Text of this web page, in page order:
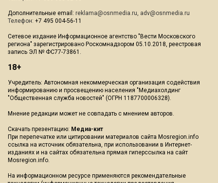
Дополнительные email: reklama@osnmedia.ru, adv@osnmedia.ru
Телефон: +7 495 004-56-11
Сетевое издание Информационное агентство "Вести Московского
региона" зарегистрировано Роскомнадзором 05.10.2018, реестровая
запись ЭЛ № ФС77-73861.
18+
Учредитель: Автономная некоммерческая организация содействия
информированию и просвещению населения "Медиахолдинг
"Общественная служба новостей" (ОГРН 1187700006328).
Мнение редакции может не совпадать с мнением авторов.
Скачать презентацию: Медиа-кит
При перепечатке или цитировании материалов сайта Mosregion.info
ссылка на источник обязательна, при использовании в Интернет-
изданиях и на сайтах обязательна прямая гиперссылка на сайт
Mosregion.info.
На информационном ресурсе применяются рекомендательные